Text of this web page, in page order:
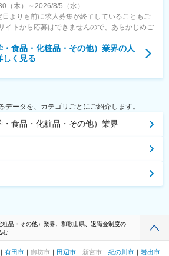
（木）～2026/8/5（水）
よりも前に求人募集が終了していることもご
イトから応募はできませんので、あらかじめご
・食品・化粧品・その他）業界の人
しく見る
ータを、カテゴリごとにご紹介します。
・食品・化粧品・その他）業界
粧品・その他）業界、和歌山県、退職金制度の
む
有田市 御坊市 田辺市 新宮市 紀の川市
岩出市